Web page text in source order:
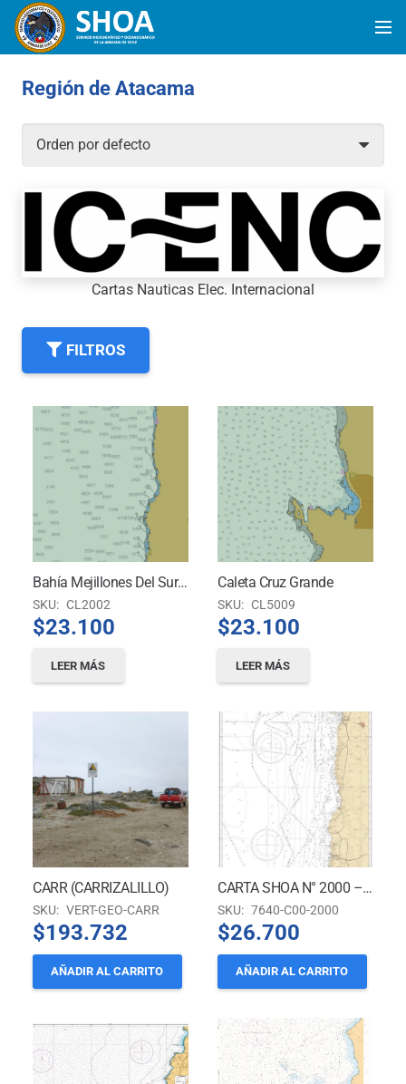
Región de Atacama
Cartas Nauticas Elec. Internacional
FILTROS
Bahía Mejillones Del Sur A Puerto Caldera
SKU: CL2002
$23.100
LEER MÁS
Caleta Cruz Grande
SKU: CL5009
$23.100
LEER MÁS
CARR (CARRIZALILLO)
SKU: VERT-GEO-CARR
$193.732
AÑADIR AL CARRITO
CARTA SHOA N° 2000 – BAHIA MEJILLONES DEL SUR A PUERTO DE CALDERA *
SKU: 7640-C00-2000
$26.700
AÑADIR AL CARRITO